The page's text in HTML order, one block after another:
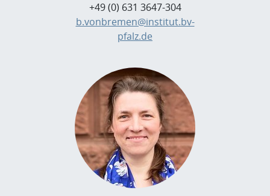
+49 (0) 631 3647-304
b.vonbremen@institut.bv-
pfalz.de